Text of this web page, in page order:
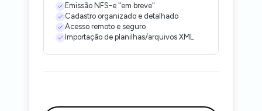
Emissão NFS-e "em breve"
Cadastro organizado e detalhado
Acesso remoto e seguro
Importação de planilhas/arquivos XML